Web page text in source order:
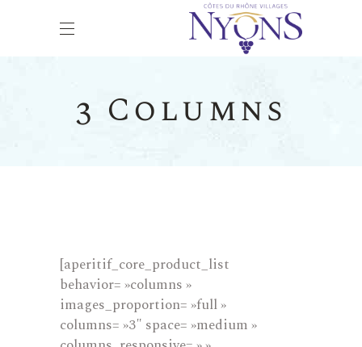
3 Columns
[aperitif_core_product_list
behavior= »columns »
images_proportion= »full »
columns= »3″ space= »medium »